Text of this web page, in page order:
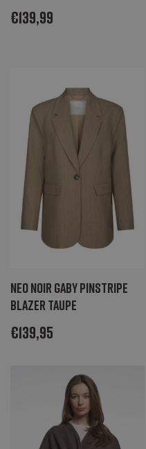
€139,99
Neo Noir Gaby pinstripe
blazer taupe
€139,95